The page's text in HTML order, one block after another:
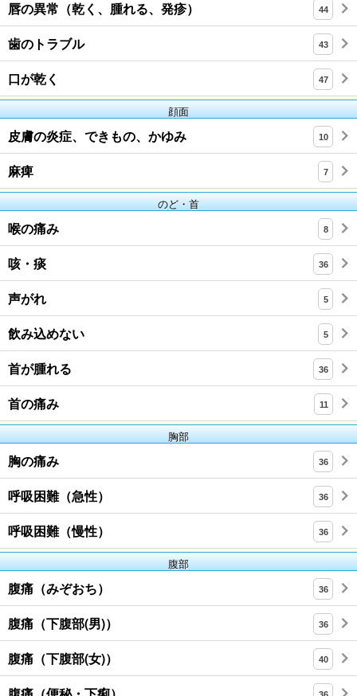
唇の異常（乾く、腫れる、発疹） 44
歯のトラブル 43
口が乾く 47
顔面
皮膚の炎症、できもの、かゆみ 10
麻痺 7
のど・首
喉の痛み 8
咳・痰 36
声がれ 5
飲み込めない 5
首が腫れる 36
首の痛み 11
胸部
胸の痛み 36
呼吸困難（急性） 36
呼吸困難（慢性） 36
腹部
腹痛（みぞおち） 36
腹痛（下腹部(男)） 36
腹痛（下腹部(女)） 40
36